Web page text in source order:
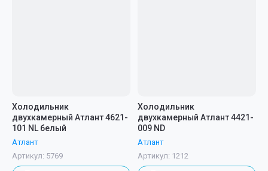
Холодильник
двухкамерный Атлант 4621-
101 NL белый
Атлант
Артикул: 5769
Холодильник
двухкамерный Атлант 4421-
009 ND
Атлант
Артикул: 1212